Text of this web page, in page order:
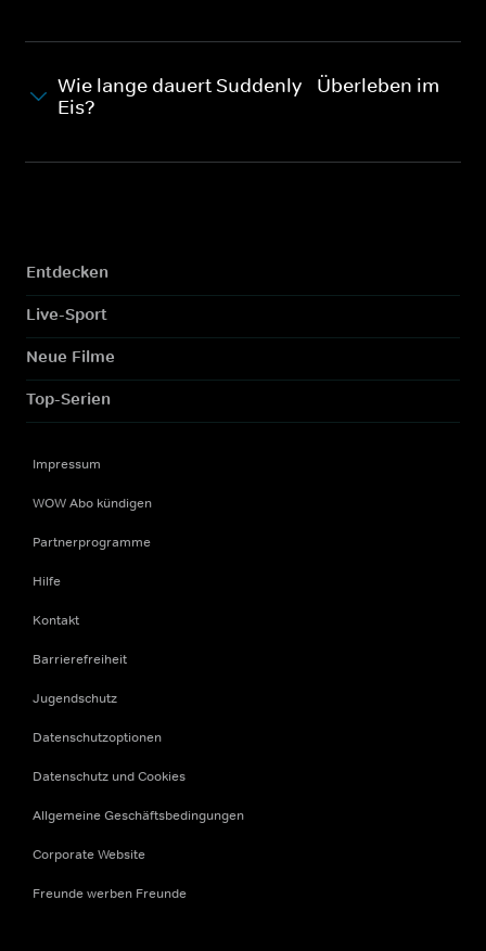
Wie lange dauert Suddenly - Überleben im
Eis?
Entdecken
Live-Sport
Neue Filme
Top-Serien
Impressum
WOW Abo kündigen
Partnerprogramme
Hilfe
Kontakt
Barrierefreiheit
Jugendschutz
Datenschutzoptionen
Datenschutz und Cookies
Allgemeine Geschäftsbedingungen
Corporate Website
Freunde werben Freunde